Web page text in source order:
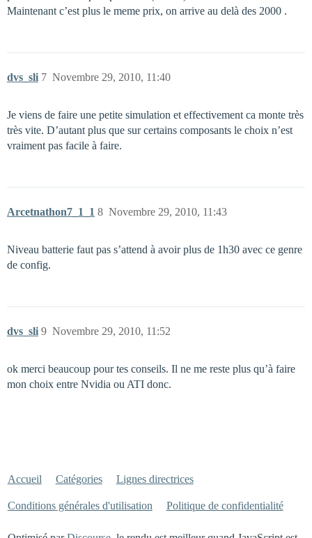
Maintenant c’est plus le meme prix, on arrive au delà des 2000 .
dvs_sli Novembre 29, 2010, 11:40
7
Je viens de faire une petite simulation et effectivement ca monte très
très vite. D’autant plus que sur certains composants le choix n’est
vraiment pas facile à faire.
Arcetnathon7_1_1 Novembre 29, 2010, 11:43
8
Niveau batterie faut pas s’attend à avoir plus de 1h30 avec ce genre
de config.
dvs_sli Novembre 29, 2010, 11:52
9
ok merci beaucoup pour tes conseils. Il ne me reste plus qu’à faire
mon choix entre Nvidia ou ATI donc.
Accueil Catégories Lignes directrices
Conditions générales d'utilisation Politique de confidentialité